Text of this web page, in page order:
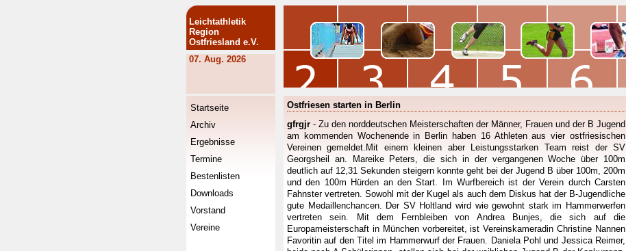
Leichtathletik
Region
Ostfriesland e.V.
07. Aug. 2026
Startseite
Archiv
Ergebnisse
Termine
Bestenlisten
Downloads
Vorstand
Vereine
Ostfriesen starten in Berlin
gfrgjr - Zu den norddeutschen Meisterschaften der Männer, Frauen und der B Jugend
am kommenden Wochenende in Berlin haben 16 Athleten aus vier ostfriesischen
Vereinen gemeldet.Mit einem kleinen aber Leistungsstarken Team reist der SV
Georgsheil an. Mareike Peters, die sich in der vergangenen Woche über 100m
deutlich auf 12,31 Sekunden steigern konnte geht bei der Jugend B über 100m, 200m
und den 100m Hürden an den Start. Im Wurfbereich ist der Verein durch Carsten
Fahnster vertreten. Sowohl mit der Kugel als auch dem Diskus hat der B-Jugendliche
gute Medaillenchancen. Der SV Holtland wird wie gewohnt stark im Hammerwerfen
vertreten sein. Mit dem Fernbleiben von Andrea Bunjes, die sich auf die
Europameisterschaft in München vorbereitet, ist Vereinskameradin Christine Nannen
Favoritin auf den Titel im Hammerwurf der Frauen. Daniela Pohl und Jessica Reimer,